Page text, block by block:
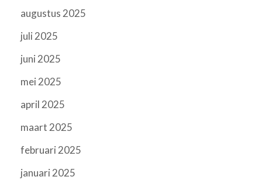
augustus 2025
juli 2025
juni 2025
mei 2025
april 2025
maart 2025
februari 2025
januari 2025